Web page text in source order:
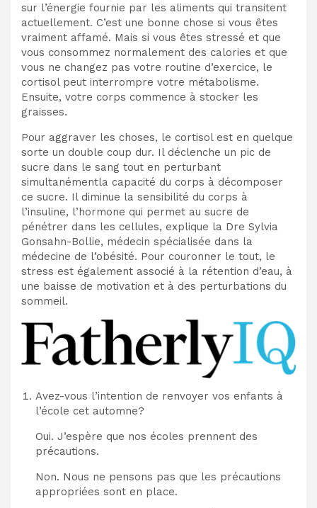
sur l’énergie fournie par les aliments qui transitent
actuellement. C’est une bonne chose si vous êtes
vraiment affamé. Mais si vous êtes stressé et que
vous consommez normalement des calories et que
vous ne changez pas votre routine d’exercice, le
cortisol peut interrompre votre métabolisme.
Ensuite, votre corps commence à stocker les
graisses.
Pour aggraver les choses, le cortisol est en quelque
sorte un double coup dur. Il déclenche un pic de
sucre dans le sang tout en perturbant
simultanémentla capacité du corps à décomposer
ce sucre. Il diminue la sensibilité du corps à
l’insuline, l’hormone qui permet au sucre de
pénétrer dans les cellules, explique la Dre Sylvia
Gonsahn-Bollie, médecin spécialisée dans la
médecine de l’obésité. Pour couronner le tout, le
stress est également associé à la rétention d’eau, à
une baisse de motivation et à des perturbations du
sommeil.
Avez-vous l’intention de renvoyer vos enfants à
l’école cet automne?
Oui. J’espère que nos écoles prennent des
précautions.
Non. Nous ne pensons pas que les précautions
appropriées sont en place.